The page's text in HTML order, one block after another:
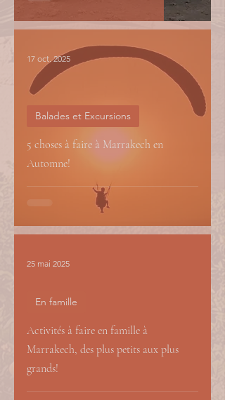
5 choses à faire à Marrakech en
Automne!
Balades et Excursions
17 oct. 2025
Activités à faire en famille à
Marrakech, des plus petits aux plus
grands!
En famille
25 mai 2025